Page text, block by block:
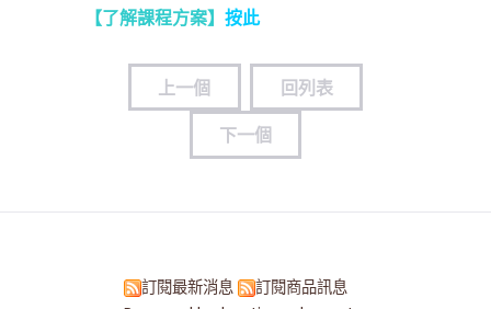
【了解課程方案】 按此
上一個
回列表
下一個
訂閱最新消息
訂閱商品訊息